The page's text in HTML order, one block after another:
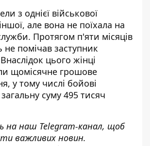
з однієї військової
але вона не поїхала на
Протягом п'яти місяців
не помічав заступник
цього жінці
щомісячне грошове
у тому числі бойові
суму 495 тисяч
на наш Telegram-канал, щоб
важливих новин.